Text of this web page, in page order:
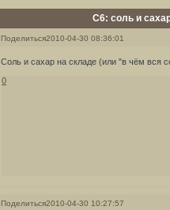
С6: соль и
Поделиться2010-04-30 08:36:01
Соль и сахар на складе (или "в чём вся
0
Поделиться2010-04-30 10:27:57